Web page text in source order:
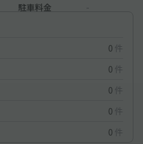
駐車料金
-
0 件
0 件
0 件
0 件
0 件